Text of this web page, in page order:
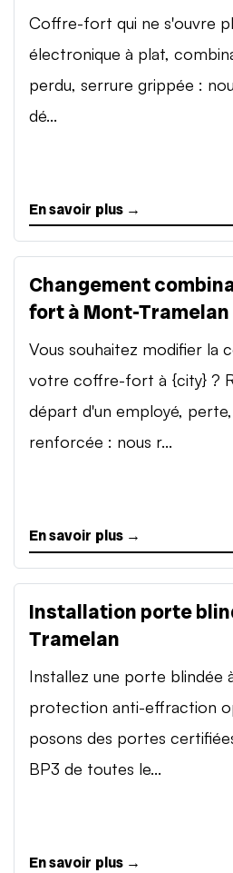
Coffre-fort qui ne s'ouvre
électronique à plat,
perdu, serrure grippée :
dé...
En savoir plus →
Changement
fort à Mont-Tramelan
Vous souhaitez modifier la
votre coffre-fort à {city} ?
départ d'un employé,
renforcée : nous r...
En savoir plus →
Installation porte
Tramelan
Installez une porte blindée
protection anti-effraction
posons des portes
BP3 de toutes le...
En savoir plus →